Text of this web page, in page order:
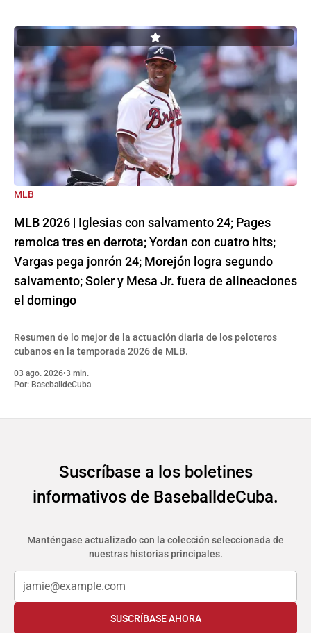
MLB
MLB 2026 | Iglesias con salvamento 24; Pages
remolca tres en derrota; Yordan con cuatro hits;
Vargas pega jonrón 24; Morejón logra segundo
salvamento; Soler y Mesa Jr. fuera de alineaciones
el domingo
Resumen de lo mejor de la actuación diaria de los peloteros
cubanos en la temporada 2026 de MLB.
03 ago. 2026•3 min.
Por: BaseballdeCuba
Suscríbase a los boletines
informativos de BaseballdeCuba.
Manténgase actualizado con la colección seleccionada de
nuestras historias principales.
SUSCRÍBASE AHORA